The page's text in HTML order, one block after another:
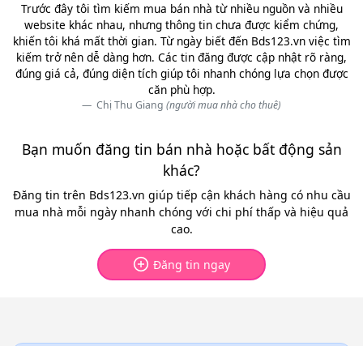
Trước đây tôi tìm kiếm mua bán nhà từ nhiều nguồn và nhiều
website khác nhau, nhưng thông tin chưa được kiểm chứng,
khiến tôi khá mất thời gian. Từ ngày biết đến Bds123.vn việc tìm
kiếm trở nên dễ dàng hơn. Các tin đăng được cập nhật rõ ràng,
đúng giá cả, đúng diện tích giúp tôi nhanh chóng lựa chọn được
căn phù hợp.
Chị Thu Giang (người mua nhà cho thuê)
Bạn muốn đăng tin bán nhà hoặc bất động sản
khác?
Đăng tin trên Bds123.vn giúp tiếp cận khách hàng có nhu cầu
mua nhà mỗi ngày nhanh chóng với chi phí thấp và hiệu quả
cao.
Đăng tin ngay